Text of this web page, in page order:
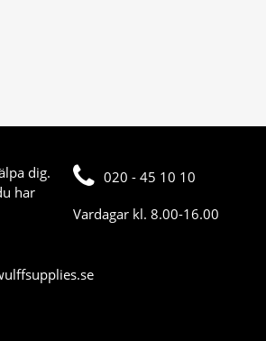
dig.
har
020 - 45 10 10
Vardagar kl. 8.00-16.00